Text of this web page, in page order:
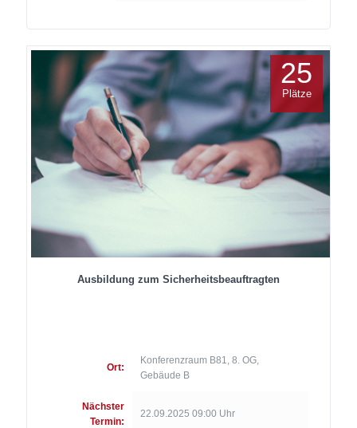
Ausbildung zum Sicherheitsbeauftragten
Ort:
Konferenzraum B81, 8. OG,
Gebäude B
Nächster
Termin:
22.09.2025 09:00 Uhr
25
Plätze